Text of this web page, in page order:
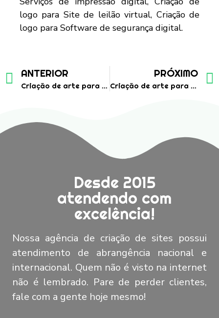
ANTERIOR
Criação de arte para restaurante nordestino
PRÓXIMO
Criação de arte para post ou fedd para hambuergueria
Desde 2015
atendendo com
excelência!
Nossa agência de criação de sites possui
atendimento de abrangência nacional e
internacional. Quem não é visto na internet
não é lembrado. Pare de perder clientes,
fale com a gente hoje mesmo!